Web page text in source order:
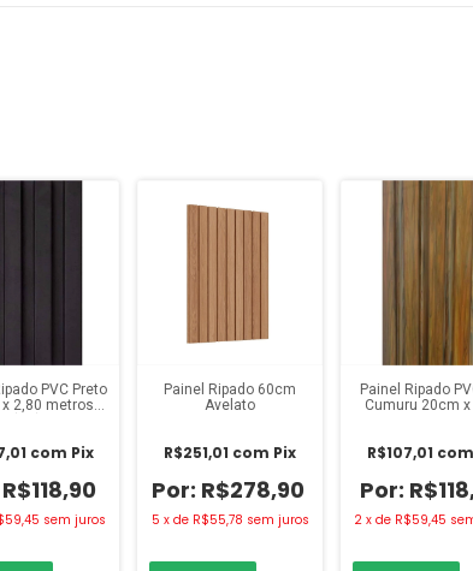
PVC Preto
2,80 metros
R$118,90
com Pix
sem juros
Painel Ripado 60cm
Avelato
R$278,90
R$251,01 com Pix
5 x de R$55,78 sem juros
Painel Ripado
Cumuru 20cm x
R$107,01 com
2 x de R$59,45